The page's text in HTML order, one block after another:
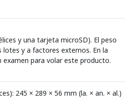
y una tarjeta microSD). El peso
y a factores externos. En la
examen para volar este producto.
245 × 289 × 56 mm (la. × an. × al.)